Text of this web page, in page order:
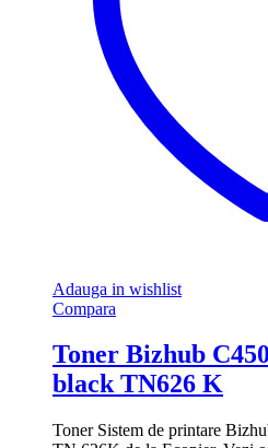
Adauga in wishlist
Compara
Toner Bizhub
black TN626 K
Toner Sistem de printare